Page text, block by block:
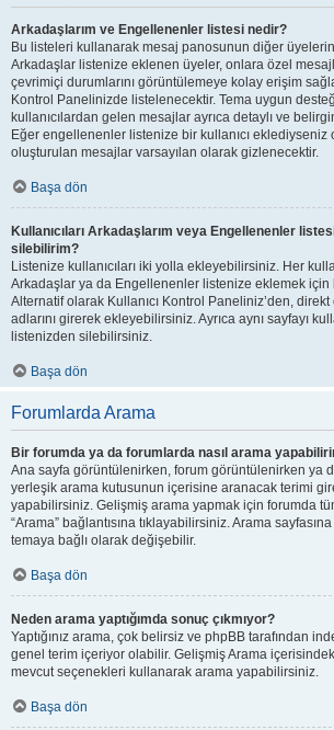
Arkadaşlarım ve Engellenenler listesi nedir?
Bu listeleri kullanarak mesaj panosunun diğer
Arkadaşlar listenize eklenen üyeler, onlara özel
çevrimiçi durumlarını görüntülemeye kolay erişim
Kontrol Panelinizde listelenecektir. Tema uygun
kullanıcılardan gelen mesajlar ayrıca detaylı ve
Eğer engellenenler listenize bir kullanıcı eklediyseniz
oluşturulan mesajlar varsayılan olarak gizlenecektir.
Başa dön
Kullanıcıları Arkadaşlarım veya Engellenenler
silebilirim?
Listenize kullanıcıları iki yolla ekleyebilirsiniz. Her
Arkadaşlar ya da Engellenenler listenize eklemek için
Alternatif olarak Kullanıcı Kontrol Paneliniz’den, direkt
adlarını girerek ekleyebilirsiniz. Ayrıca aynı sayfayı
listenizden silebilirsiniz.
Başa dön
Forumlarda Arama
Bir forumda ya da forumlarda nasıl arama
Ana sayfa görüntülenirken, forum görüntülenirken ya
yerleşik arama kutusunun içerisine aranacak terimi
yapabilirsiniz. Gelişmiş arama yapmak için forumda
“Arama” bağlantısına tıklayabilirsiniz. Arama
temaya bağlı olarak değişebilir.
Başa dön
Neden arama yaptığımda sonuç çıkmıyor?
Yaptığınız arama, çok belirsiz ve phpBB tarafından
genel terim içeriyor olabilir. Gelişmiş Arama
mevcut seçenekleri kullanarak arama yapabilirsiniz.
Başa dön